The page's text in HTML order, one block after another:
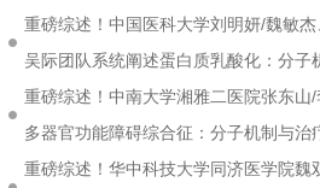
重磅综述！中国医科大学刘明妍/魏敏
吴际团队系统阐述蛋白质乳酸化：分子
重磅综述！中南大学湘雅二医院张东山
多器官功能障碍综合征：分子机制与治
重磅综述！华中科技大学同济医学院魏